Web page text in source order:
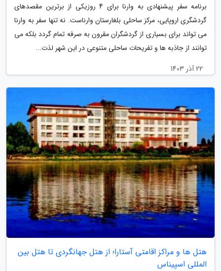
برنامه سفر پیشنهادی به وارنا برای 4 روزیکی از برترین مقصدهای
گردشگری اروپایی، مرکز ساحلی بلغارستان وارناست. نه تنها سفر به وارنا
می تواند برای بسیاری از گردشگران مقرون به صرفه تمام گردد بلکه می
توانند از جاذبه ها و تفریحات ساحلی متنوعی در این شهر لذت...
22 آذر 1403
هتل ها و مراکز اقامتی آستارا؛ از هتل جهانگردی تا هتل بین
المللی اسپیناس